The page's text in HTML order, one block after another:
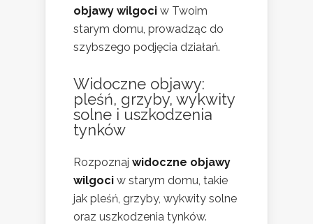
objawy wilgoci w Twoim
starym domu, prowadząc do
szybszego podjęcia działań.
Widoczne objawy:
pleśń, grzyby, wykwity
solne i uszkodzenia
tynków
Rozpoznaj widoczne objawy
wilgoci w starym domu, takie
jak pleśń, grzyby, wykwity solne
oraz uszkodzenia tynków.